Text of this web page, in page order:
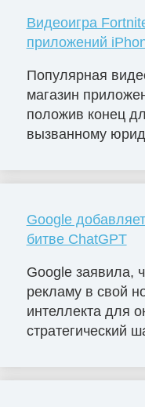
Видеоигра
приложений
Популярная
магазин
положив конец
вызванному
Google
битве ChatGPT
Google заявила,
рекламу в свой
интеллекта для
стратегический